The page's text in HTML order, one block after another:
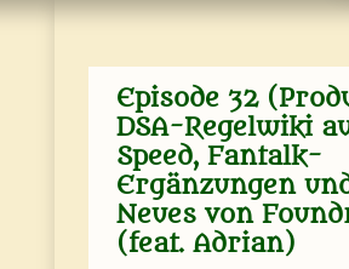
Episode 32
DSA-Regelwiki
Speed, Fantalk-
Ergänzungen
Neues von
(feat. Adrian)